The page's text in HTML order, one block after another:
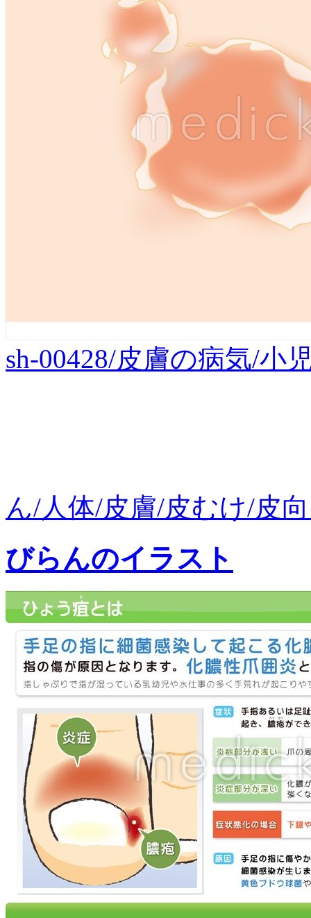
sh-00428/皮膚の病気/小
ん/人体/皮膚/皮むけ/皮
びらんのイラスト